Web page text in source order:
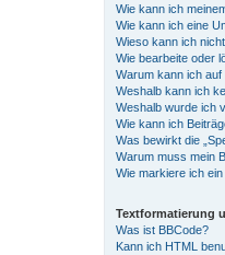
Wie kann ich
Wie kann ich eine
Wieso kann ich
Wie bearbeite oder
Warum kann ich
Weshalb kann ich
Weshalb wurde ich
Wie kann ich
Was bewirkt die
Warum muss mein
Wie markiere ich
Textformatierung
Was ist BBCode?
Kann ich HTML